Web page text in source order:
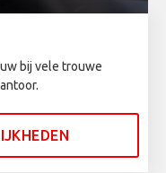
bij vele trouwe